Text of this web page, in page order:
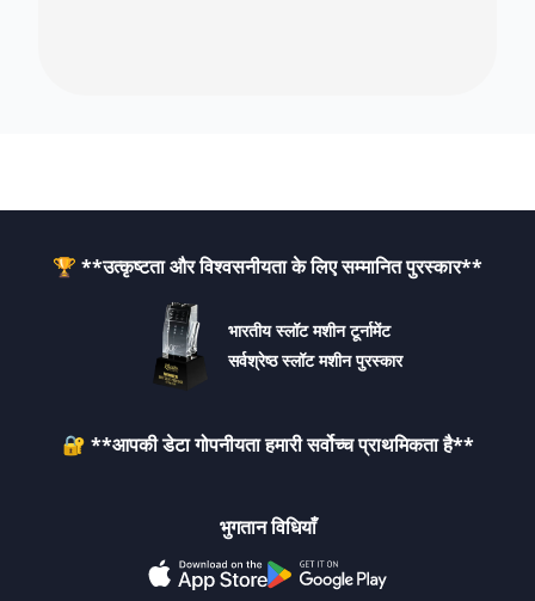
🏆 **उत्कृष्टता और विश्वसनीयता के लिए सम्मानित पुरस्कार**
भारतीय स्लॉट मशीन टूर्नामेंट
सर्वश्रेष्ठ स्लॉट मशीन पुरस्कार
🔐 **आपकी डेटा गोपनीयता हमारी सर्वोच्च प्राथमिकता है**
भुगतान विधियाँ